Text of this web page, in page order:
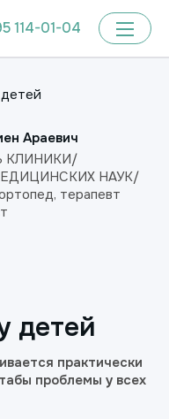
114-01-04
детей
практически
проблемы у всех
Араевич
КЛИНИКИ/
НАУК/
терапевт